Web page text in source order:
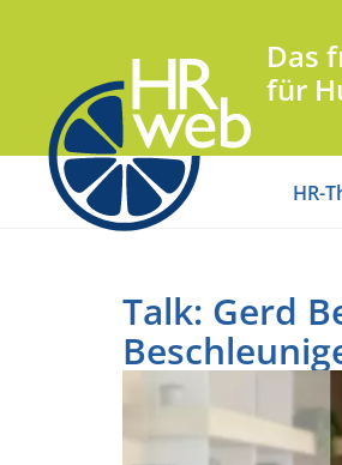
Das
für
HR-
Talk: Gerd